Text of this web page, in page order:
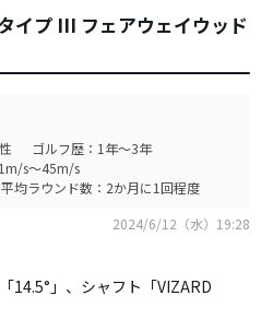
イプ III フェアウェイウッド
ゴルフ歴：1年～3年
s～45m/s
平均ラウンド数：2か月に1回程度
2024/6/12（水）19:28
14.5°」、シャフト「VIZARD